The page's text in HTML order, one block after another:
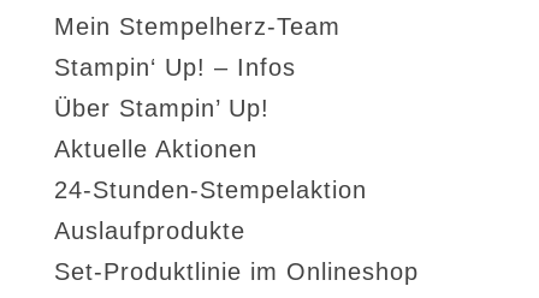
Mein Stempelherz-Team
Stampin‘ Up! – Infos
Über Stampin’ Up!
Aktuelle Aktionen
24-Stunden-Stempelaktion
Auslaufprodukte
Set-Produktlinie im Onlineshop